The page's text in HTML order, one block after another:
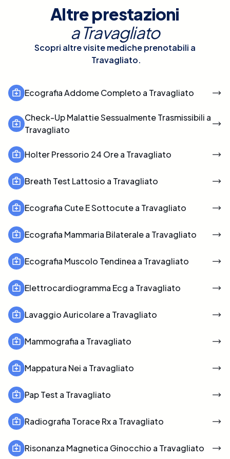
Altre prestazioni
aTravagliato
Scopri altre visite mediche prenotabili a
Travagliato.
Ecografia Addome Completo a Travagliato
Check-Up Malattie Sessualmente Trasmissibili a
Travagliato
Holter Pressorio 24 Ore a Travagliato
Breath Test Lattosio a Travagliato
Ecografia Cute E Sottocute a Travagliato
Ecografia Mammaria Bilaterale a Travagliato
Ecografia Muscolo Tendinea a Travagliato
Elettrocardiogramma Ecg a Travagliato
Lavaggio Auricolare a Travagliato
Mammografia a Travagliato
Mappatura Nei a Travagliato
Pap Test a Travagliato
Radiografia Torace Rx a Travagliato
Risonanza Magnetica Ginocchio a Travagliato